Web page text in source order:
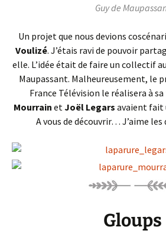
Guy de
Un projet que nous devions
Voulizé. J’étais ravi de pouvoir
elle. L’idée était de faire un collectif
Maupassant. Malheureusement, le
France Télévision le réalisera à
Mourrain etJoël Legars avaient fait
Avous de découvrir… J’aime les
Gloups